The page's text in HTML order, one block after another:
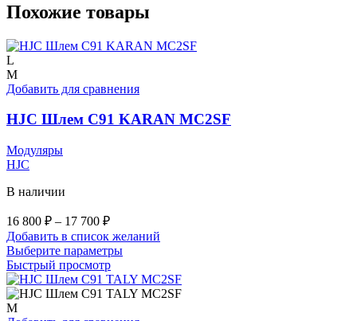
Похожие товары
L
M
Добавить для сравнения
HJC Шлем C91 KARAN MC2SF
Модуляры
HJC
В наличии
16 800 ₽ – 17 700 ₽Диапазон
цен:
16
800 ₽
–
17
Добавить в список желаний
Выберите параметрыЭтот
имеет
несколько
Быстрый просмотр
M